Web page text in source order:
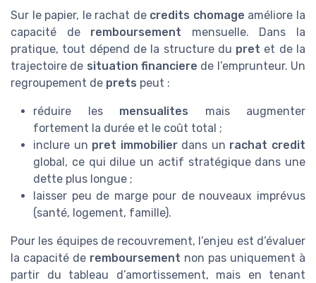
Sur le papier, le rachat de credits chomage améliore la
capacité de remboursement mensuelle. Dans la
pratique, tout dépend de la structure du pret et de la
trajectoire de situation financiere de l’emprunteur. Un
regroupement de prets peut :
réduire les mensualites mais augmenter
fortement la durée et le coût total ;
inclure un pret immobilierdans un rachat credit
global, ce qui dilue un actif stratégique dans une
dette plus longue ;
laisser peu de marge pour de nouveaux imprévus
(santé, logement, famille).
Pour les équipes de recouvrement, l’enjeu est d’évaluer
la capacité de remboursement non pas uniquement à
partir du tableau d’amortissement, mais en tenant